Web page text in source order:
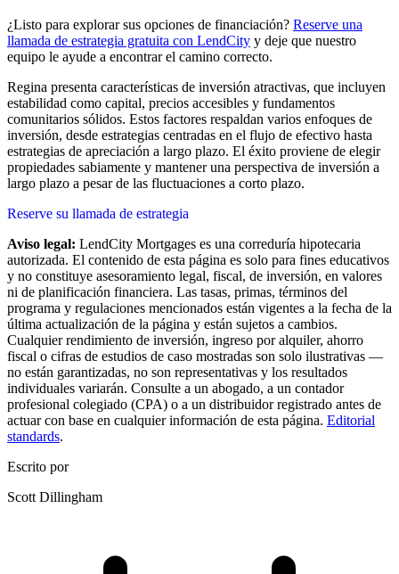
¿Listo para explorar sus opciones de financiación? Reserve una
llamada de estrategia gratuita con LendCity y deje que nuestro
equipo le ayude a encontrar el camino correcto.
Regina presenta características de inversión atractivas, que incluyen
estabilidad como capital, precios accesibles y fundamentos
comunitarios sólidos. Estos factores respaldan varios enfoques de
inversión, desde estrategias centradas en el flujo de efectivo hasta
estrategias de apreciación a largo plazo. El éxito proviene de elegir
propiedades sabiamente y mantener una perspectiva de inversión a
largo plazo a pesar de las fluctuaciones a corto plazo.
Reserve su llamada de estrategia
Aviso legal: LendCity Mortgages es una correduría hipotecaria
autorizada. El contenido de esta página es solo para fines educativos
y no constituye asesoramiento legal, fiscal, de inversión, en valores
ni de planificación financiera. Las tasas, primas, términos del
programa y regulaciones mencionados están vigentes a la fecha de la
última actualización de la página y están sujetos a cambios.
Cualquier rendimiento de inversión, ingreso por alquiler, ahorro
fiscal o cifras de estudios de caso mostradas son solo ilustrativas —
no están garantizadas, no son representativas y los resultados
individuales variarán. Consulte a un abogado, a un contador
profesional colegiado (CPA) o a un distribuidor registrado antes de
actuar con base en cualquier información de esta página. Editorial
standards.
Escrito por
Scott Dillingham